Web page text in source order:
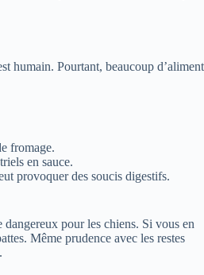
humain. Pourtant, beaucoup
fromage.
en sauce.
provoquer des soucis digestifs.
dangereux pour les chiens. Si vous en
Même prudence avec les restes